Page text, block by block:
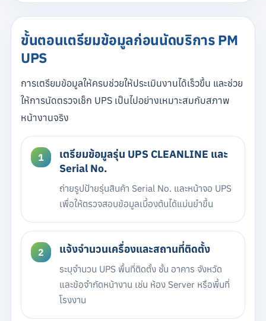
ขั้นตอนเตรียมข้อมูลก่อนนัดบริการ PM
UPS
การเตรียมข้อมูลให้ครบช่วยให้ประเมินงานได้เร็วขึ้น และช่วย
ให้การนัดตรวจเช็ก UPS เป็นไปอย่างเหมาะสมกับสภาพ
หน้างานจริง
เตรียมข้อมูลรุ่น UPS CLEANLINE และ
Serial No.
ถ่ายรูปป้ายรุ่นสินค้า Serial No. และหน้าจอ UPS
เพื่อให้ตรวจสอบข้อมูลเบื้องต้นได้แม่นยำขึ้น
แจ้งจำนวนเครื่องและสถานที่ติดตั้ง
ระบุจำนวน UPS พื้นที่ติดตั้ง ชั้น อาคาร จังหวัด
และข้อจำกัดหน้างาน เช่น ห้อง Server หรือพื้นที่
โรงงาน